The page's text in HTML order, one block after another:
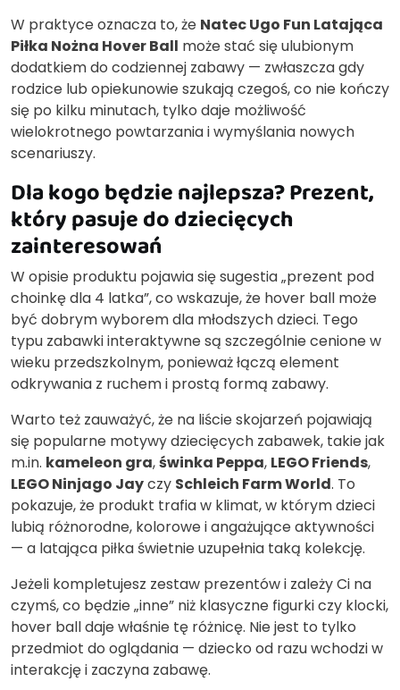
W praktyce oznacza to, że Natec Ugo Fun Latająca
Piłka Nożna Hover Ball może stać się ulubionym
dodatkiem do codziennej zabawy — zwłaszcza gdy
rodzice lub opiekunowie szukają czegoś, co nie kończy
się po kilku minutach, tylko daje możliwość
wielokrotnego powtarzania i wymyślania nowych
scenariuszy.
Dla kogo będzie najlepsza? Prezent,
który pasuje do dziecięcych
zainteresowań
W opisie produktu pojawia się sugestia „prezent pod
choinkę dla 4 latka”, co wskazuje, że hover ball może
być dobrym wyborem dla młodszych dzieci. Tego
typu zabawki interaktywne są szczególnie cenione w
wieku przedszkolnym, ponieważ łączą element
odkrywania z ruchem i prostą formą zabawy.
Warto też zauważyć, że na liście skojarzeń pojawiają
się popularne motywy dziecięcych zabawek, takie jak
m.in. kameleon gra,świnka Peppa, LEGO Friends,
LEGO Ninjago Jayczy Schleich Farm World. To
pokazuje, że produkt trafia w klimat, w którym dzieci
lubią różnorodne, kolorowe i angażujące aktywności
— a latająca piłka świetnie uzupełnia taką kolekcję.
Jeżeli kompletujesz zestaw prezentów i zależy Ci na
czymś, co będzie „inne” niż klasyczne figurki czy klocki,
hover ball daje właśnie tę różnicę. Nie jest to tylko
przedmiot do oglądania — dziecko od razu wchodzi w
interakcję i zaczyna zabawę.